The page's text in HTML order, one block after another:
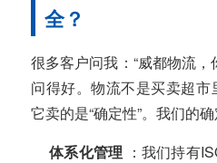
全？
很多客户问我：“威都物流
问得好。物流不是买卖超市
它卖的是“确定性”。我们的
体系化管理 ：我们持有